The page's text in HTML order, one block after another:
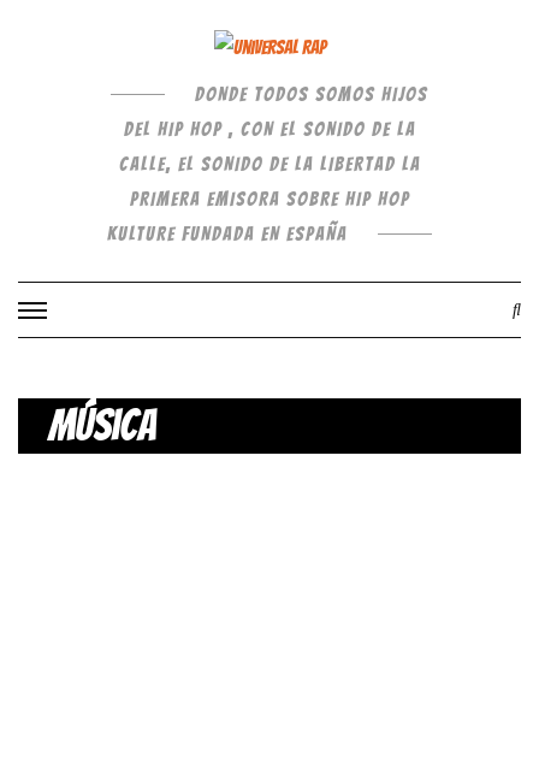
DONDE TODOS SOMOS HIJOS
DEL HIP HOP , CON EL SONIDO DE LA
CALLE, EL SONIDO DE LA LIBERTAD LA
PRIMERA EMISORA SOBRE HIP HOP
KULTURE FUNDADA EN ESPAÑA
Música